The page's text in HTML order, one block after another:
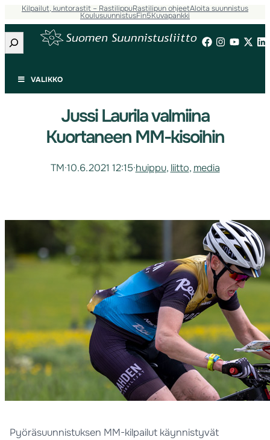
Kilpailut, kuntorastit – RastilippuRastilipun ohjeetAloita suunnistus
KoulusuunnistusFin5Kuvapankki
Etsi
VALIKKO
Jussi Laurila valmiina
Kuortaneen MM-kisoihin
TM·10.6.2021 12:15·huippu, liitto, media
Pyöräsuunnistuksen MM-kilpailut käynnistyvät